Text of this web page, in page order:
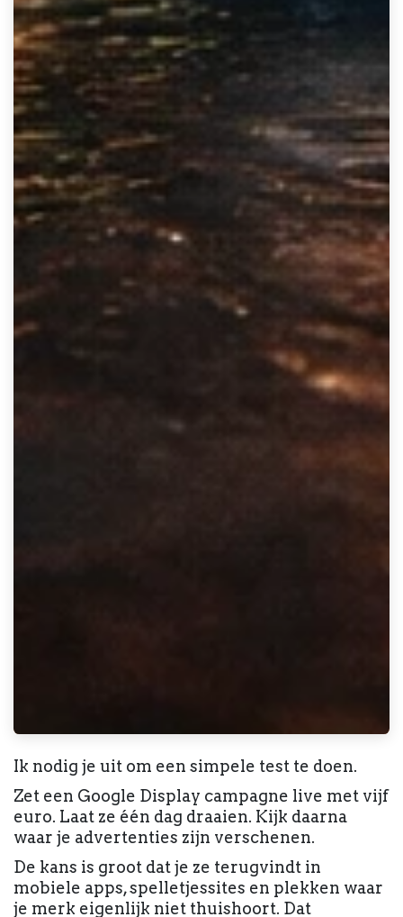
Ik nodig je uit om een simpele test te doen.
Zet een Google Display campagne live met vijf
euro. Laat ze één dag draaien. Kijk daarna
waar je advertenties zijn verschenen.
De kans is groot dat je ze terugvindt in
mobiele apps, spelletjessites en plekken waar
je merk eigenlijk niet thuishoort. Dat